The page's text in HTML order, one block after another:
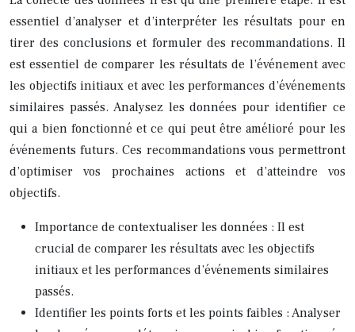
essentiel d’analyser et d’interpréter les résultats pour en
tirer des conclusions et formuler des recommandations. Il
est essentiel de comparer les résultats de l’événement avec
les objectifs initiaux et avec les performances d’événements
similaires passés. Analysez les données pour identifier ce
qui a bien fonctionné et ce qui peut être amélioré pour les
événements futurs. Ces recommandations vous permettront
d’optimiser vos prochaines actions et d’atteindre vos
objectifs.
Importance de contextualiser les données : Il est
crucial de comparer les résultats avec les objectifs
initiaux et les performances d’événements similaires
passés.
Identifier les points forts et les points faibles : Analyser